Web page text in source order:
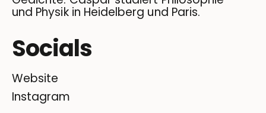
und Physik in Heidelberg und Paris.
Socials
Website
Instagram